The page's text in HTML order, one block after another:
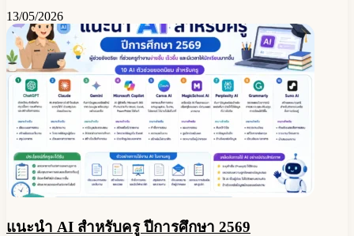
13/05/2026
แนะนำ AI สำหรับครู ปีการศึกษา 2569